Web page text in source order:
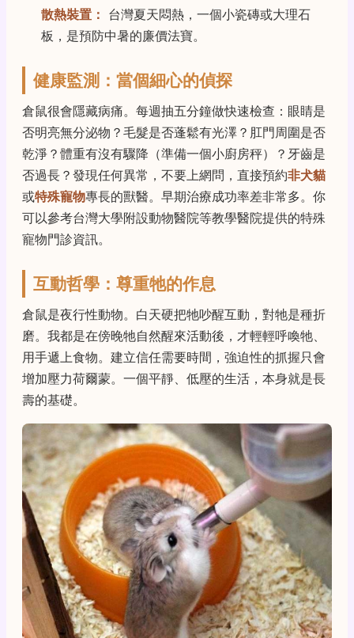
散熱裝置： 台灣夏天悶熱，一個小瓷磚或大理石
板，是預防中暑的廉價法寶。
健康監測：當個細心的偵探
倉鼠很會隱藏病痛。每週抽五分鐘做快速檢查：眼睛是
否明亮無分泌物？毛髮是否蓬鬆有光澤？肛門周圍是否
乾淨？體重有沒有驟降（準備一個小廚房秤）？牙齒是
否過長？發現任何異常，不要上網問，直接預約非犬貓
或特殊寵物專長的獸醫。早期治療成功率差非常多。你
可以參考台灣大學附設動物醫院等教學醫院提供的特殊
寵物門診資訊。
互動哲學：尊重牠的作息
倉鼠是夜行性動物。白天硬把牠吵醒互動，對牠是種折
磨。我都是在傍晚牠自然醒來活動後，才輕輕呼喚牠、
用手遞上食物。建立信任需要時間，強迫性的抓握只會
增加壓力荷爾蒙。一個平靜、低壓的生活，本身就是長
壽的基礎。